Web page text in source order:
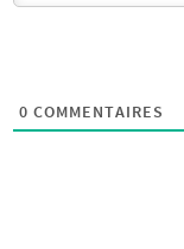
0 COMMENTAIRES